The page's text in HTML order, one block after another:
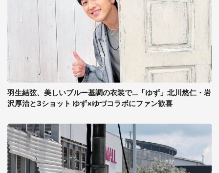
羽生結弦、美しいブルー基調の衣装で...「ゆず」北川悠仁・岩
沢厚治と3ショット ゆず×ゆづコラボにファン歓喜